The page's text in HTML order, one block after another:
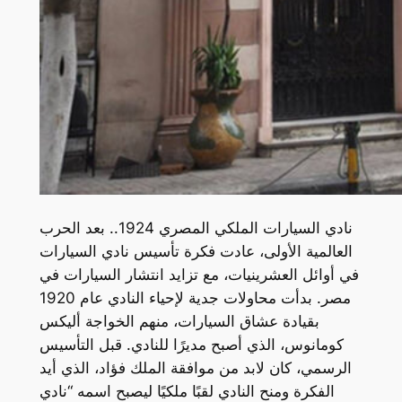
نادي السيارات الملكي المصري 1924.. بعد الحرب
العالمية الأولى، عادت فكرة تأسيس نادي السيارات
في أوائل العشرينيات، مع تزايد انتشار السيارات في
مصر. بدأت محاولات جدية لإحياء النادي عام 1920
بقيادة عشاق السيارات، منهم الخواجة أليكس
كومانوس، الذي أصبح مديرًا للنادي. قبل التأسيس
الرسمي، كان لابد من موافقة الملك فؤاد، الذي أيد
الفكرة ومنح النادي لقبًا ملكيًا ليصبح اسمه “نادي